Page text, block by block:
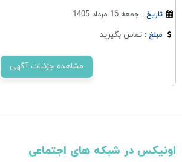
تاریخ : جمعه 16 مرداد 1405
مبلغ :تماس بگیرید
مشاهده جزئیات آگهی
اونیکس در شبکه های اجتماعی